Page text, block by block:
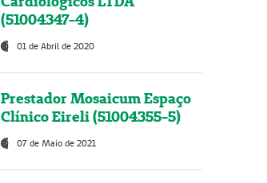
(51004347-4)
01 de Abril de 2020
Prestador Mosaicum Espaço
Clínico Eireli (51004355-5)
07 de Maio de 2021